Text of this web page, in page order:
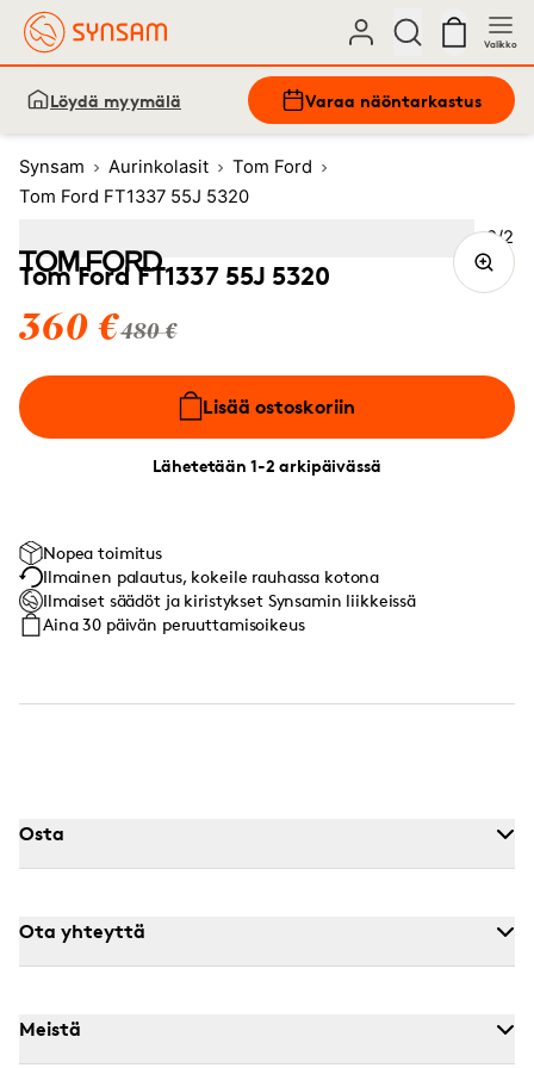
Valikko
Löydä myymälä Varaa näöntarkastus
Synsam Aurinkolasit
Tom Ford
Tom Ford FT1337 55J 5320
Tom Ford FT1337 55J 5320
360 €480 €
Lisää ostoskoriin
Lähetetään 1-2 arkipäivässä
Nopea toimitus
Ilmainen palautus, kokeile rauhassa kotona
Ilmaiset säädöt ja kiristykset Synsamin liikkeissä
Aina 30 päivän peruuttamisoikeus
Kuva
2/2
Image (Current image)
Osta
Ota yhteyttä
Meistä